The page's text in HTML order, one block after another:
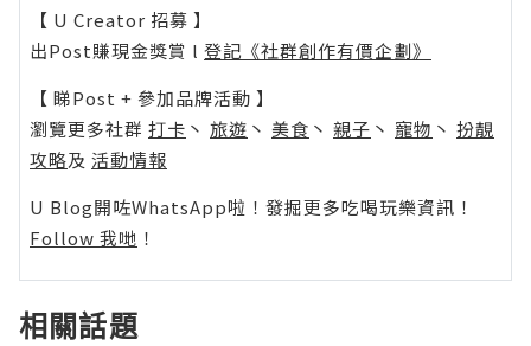
【 U Creator 招募 】
出Post賺現金獎賞 l 登記《社群創作有價企劃》
【 睇Post + 參加品牌活動 】
瀏覽更多社群 打卡 丶 旅遊 丶 美食 丶 親子 丶 寵物 丶 扮靚
攻略及 活動情報
U Blog開咗WhatsApp啦！發掘更多吃喝玩樂資訊！
Follow 我哋 ！
相關話題